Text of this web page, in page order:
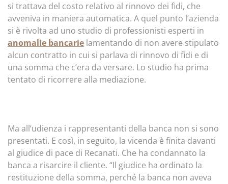
si trattava del costo relativo al rinnovo dei fidi, che
avveniva in maniera automatica. A quel punto l’azienda
si è rivolta ad uno studio di professionisti esperti in
anomalie bancarie lamentando di non avere stipulato
alcun contratto in cui si parlava di rinnovo di fidi e di
una somma che c’era da versare. Lo studio ha prima
tentato di ricorrere alla mediazione.
Ma all’udienza i rappresentanti della banca non si sono
presentati. E così, in seguito, la vicenda è finita davanti
al giudice di pace di Recanati. Che ha condannato la
banca a risarcire il cliente. “Il giudice ha ordinato la
restituzione della somma, perché la banca non aveva